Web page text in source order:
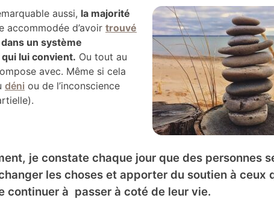
aussi, la majorité
accommodée d’avoir trouvé
dans un système
qui lui convient. Ou tout au
avec. Même si cela
déni ou de l’inconscience
je constate chaque jour que des personnes
les choses et apporter du soutien à ceux
continuer à passer à coté de leur vie.